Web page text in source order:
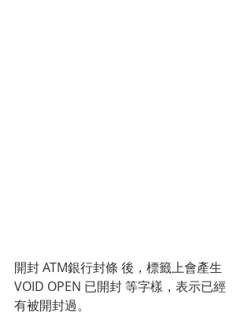
開封 ATM銀行封條 後，標籤上會產生
VOID OPEN 已開封 等字樣，表示已經
有被開封過。